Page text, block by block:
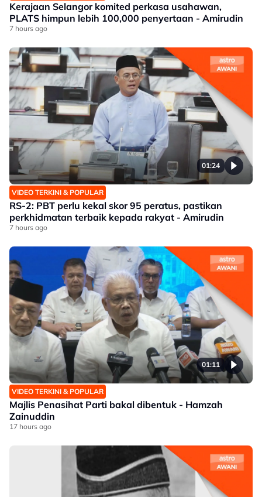
Kerajaan Selangor komited perkasa usahawan,
PLATS himpun lebih 100,000 penyertaan - Amirudin
7 hours ago
01:24
VIDEO TERKINI & POPULAR
RS-2: PBT perlu kekal skor 95 peratus, pastikan
perkhidmatan terbaik kepada rakyat - Amirudin
7 hours ago
01:11
VIDEO TERKINI & POPULAR
Majlis Penasihat Parti bakal dibentuk - Hamzah
Zainuddin
17 hours ago